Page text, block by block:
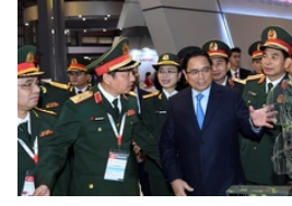
Cơ quan chủ quản: Bộ Khoa học và
Chịu trách nhiệm nội dung: Nguyễn
Giám đốc Trung tâm Truyền thông
Liên hệ
Địa chỉ: Ban Biên tập Cổng TTĐT - 18
Điện thoại: 024 3936 9506
Email:
stc@mst.gov.vn